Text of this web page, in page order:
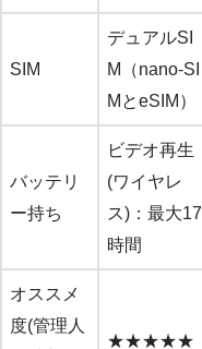
SIM
デュアルSI
M（nano-SI
MとeSIM）
バッテリ
ー持ち
ビデオ再生
(ワイヤレ
ス)：最大17
時間
オススメ
度(管理人
★★★★★